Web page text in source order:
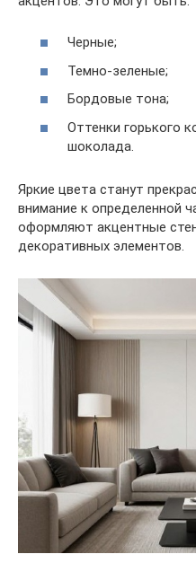
Черные;
Темно-зеленые;
Бордовые тона;
Оттенки горького
шоколада.
Яркие цвета станут
внимание к определенной
оформляют акцентные
декоративных элементов.